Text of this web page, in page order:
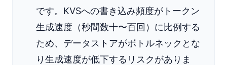
です。KVSへの書き込み頻度がトークン
生成速度（秒間数十〜百回）に比例する
ため、データストアがボトルネックとな
り生成速度が低下するリスクがありま